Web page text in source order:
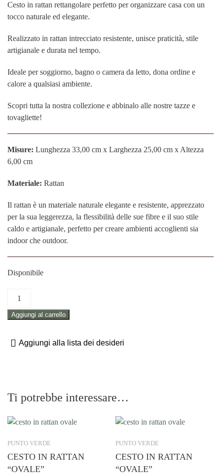
Cesto in rattan rettangolare perfetto per organizzare casa con un
tocco naturale ed elegante.
Realizzato in rattan intrecciato resistente, unisce praticità, stile
artigianale e durata nel tempo.
Ideale per soggiorno, bagno o camera da letto, dona ordine e
calore a qualsiasi ambiente.
Scopri tutta la nostra collezione e abbinalo alle nostre tazze e
tovagliette!
Misure: Lunghezza 33,00 cm x Larghezza 25,00 cm x Altezza
6,00 cm
Materiale: Rattan
Il rattan è un materiale naturale elegante e resistente, apprezzato
per la sua leggerezza, la flessibilità delle sue fibre e il suo stile
caldo e artigianale, perfetto per creare ambienti accoglienti sia
indoor che outdoor.
Disponibile
CESTO
RATTAN
quantità
Aggiungi al carrello
Aggiungi alla lista dei desideri
Ti potrebbe interessare…
PUNTO VERDE
CESTO IN RATTAN
“OVALE”
PUNTO VERDE
CESTO IN RATTAN
“OVALE”